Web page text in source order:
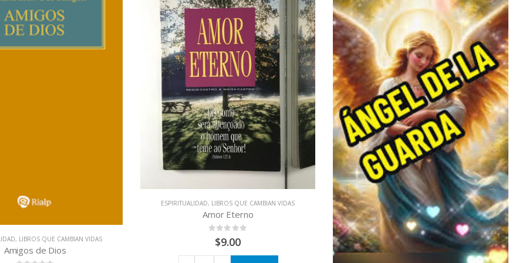
, LIBROS QUE CAMBIAN VIDAS
Amigos de Dios
ESPIRITUALIDAD, LIBROS QUE CAMBIAN VIDAS
Amor Eterno
out of 5
$9.00